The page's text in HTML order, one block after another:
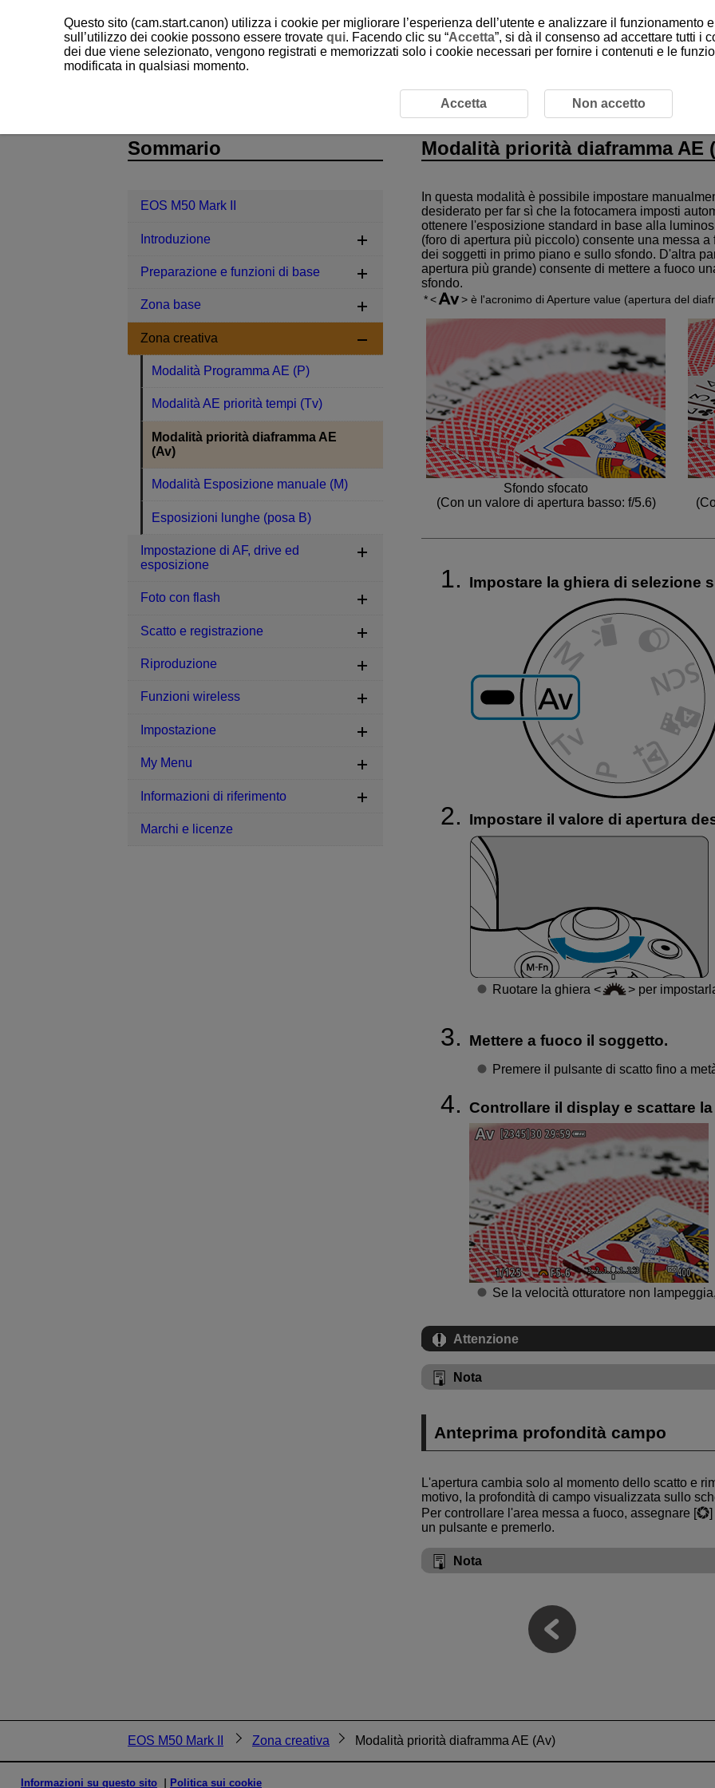
EOS M50 Mark II
Modalità priorità diaframma AE
In questa modalità è possibile impostare
desiderato per far sì che la fotocamera imposti
ottenere l'esposizione standard in base alla
(foro di apertura più piccolo) consente una messa
dei soggetti in primo piano e sullo sfondo. D'altra
apertura più grande) consente di mettere a fuoco
sfondo.
è l'acronimo di Aperture value (apertura del
Sfondo sfocato
(Con un valore di apertura basso: f/5.6)
Impostare la ghiera di selezione
Impostare il valore di apertura
Ruotare la ghiera per
Mettere a fuoco il soggetto.
Premere il pulsante di scatto fino a
Controllare il display e scattare
Se la velocità otturatore non
Attenzione
Nota
Anteprima profondità campo
L'apertura cambia solo al momento dello scatto e
motivo, la profondità di campo visualizzata sullo
Per controllare l'area messa a fuoco, assegnare [
]
un pulsante e premerlo.
Nota
Sommario
EOS M50 Mark II
Introduzione
Preparazione e funzioni di base
Zona base
Zona creativa
Modalità Programma AE (P)
Modalità AE priorità tempi (Tv)
Modalità priorità diaframma AE
(Av)
Modalità Esposizione manuale (M)
Esposizioni lunghe (posa B)
Impostazione di AF, drive ed
esposizione
Foto con flash
Scatto e registrazione
Riproduzione
Funzioni wireless
Impostazione
My Menu
Informazioni di riferimento
Marchi e licenze
EOS M50 Mark II Zona creativa Modalità priorità diaframma AE (Av)
Informazioni su questo sito Politica sui cookie
Questo sito (cam.start.canon) utilizza i cookie per migliorare l’esperienza dell’utente e analizzare il funzionamento
sull’utilizzo dei cookie possono essere trovate qui. Facendo clic su “Accetta”, si dà il consenso ad accettare tutti i
dei due viene selezionato, vengono registrati e memorizzati solo i cookie necessari per fornire i contenuti e le
modificata in qualsiasi momento.
Accetta Non accetto